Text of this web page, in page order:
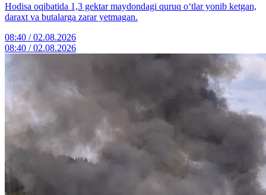
Hodisa oqibatida 1,3 gektar maydondagi quruq o‘tlar yonib ketgan,
daraxt va butalarga zarar yetmagan.
08:40 / 02.08.2026
08:40 / 02.08.2026